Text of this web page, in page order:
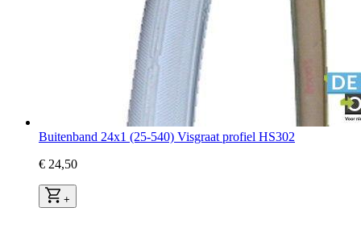
Buitenband 24x1 (25-540) Visgraat profiel HS302
€ 24,50
+